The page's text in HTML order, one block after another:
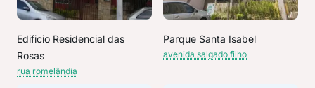
Edificio Residencial das
Rosas
rua romelândia
Parque Santa Isabel
avenida salgado filho